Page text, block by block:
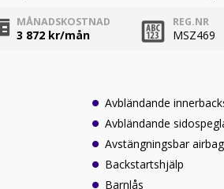
MÅNADSKOSTNAD
3 872kr/mån
REG.NR
MSZ469
Avbländande
Avbländande
Avstängningsbar
Backstartshjälp
Barnlås